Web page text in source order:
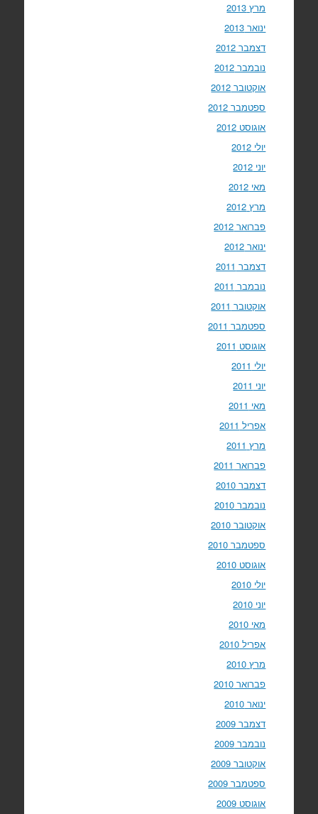
מרץ 2013
ינואר 2013
דצמבר 2012
נובמבר 2012
אוקטובר 2012
ספטמבר 2012
אוגוסט 2012
יולי 2012
יוני 2012
מאי 2012
מרץ 2012
פברואר 2012
ינואר 2012
דצמבר 2011
נובמבר 2011
אוקטובר 2011
ספטמבר 2011
אוגוסט 2011
יולי 2011
יוני 2011
מאי 2011
אפריל 2011
מרץ 2011
פברואר 2011
דצמבר 2010
נובמבר 2010
אוקטובר 2010
ספטמבר 2010
אוגוסט 2010
יולי 2010
יוני 2010
מאי 2010
אפריל 2010
מרץ 2010
פברואר 2010
ינואר 2010
דצמבר 2009
נובמבר 2009
אוקטובר 2009
ספטמבר 2009
אוגוסט 2009